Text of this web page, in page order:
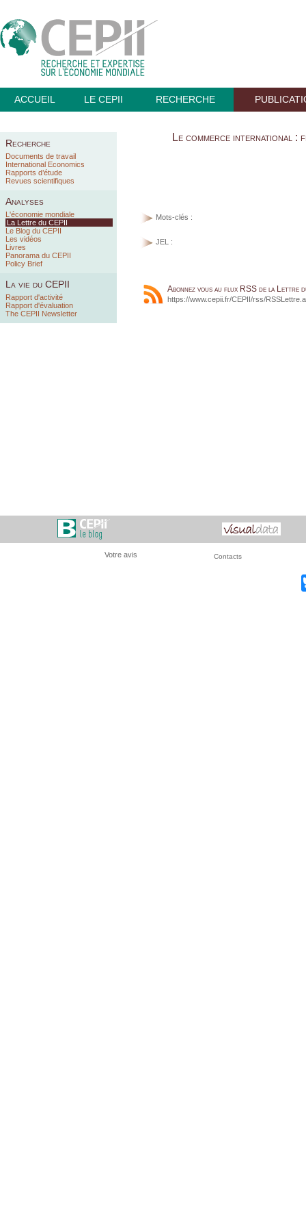
ACCUEIL LE CEPII RECHERCHE
Recherche
Documents de travail
International Economics
Rapports d’étude
Revues scientifiques
Analyses
L'économie mondiale
La Lettre du CEPII
Le Blog du CEPII
Les vidéos
Livres
Panorama du CEPII
Policy Brief
La vie du CEPII
Rapport d'activité
Rapport d'évaluation
The CEPII Newsletter
Le commerce international
Mots-clés :
JEL :
Abonnez vous au flux RSS de la Lettre
https://www.cepii.fr/CEPII/rss/
Votre avis Contacts